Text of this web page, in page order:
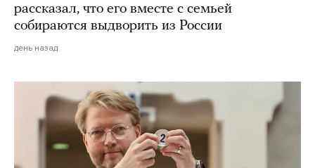
рассказал, что его вместе с семьей
собираются выдворить из России
день назад